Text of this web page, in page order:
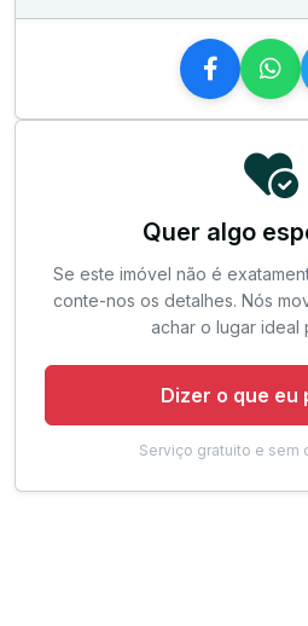
Quer algo
Se este imóvel não é
conte-nos os detalhes. Nós
achar o lugar ideal
Dizer o que eu
Serviço gratuito e sem